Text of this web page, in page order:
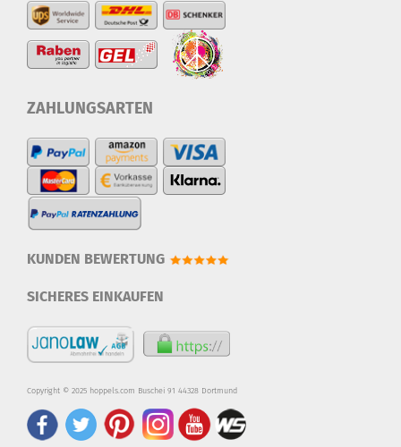
ZAHLUNGSARTEN
KUNDEN BEWERTUNG
SICHERES EINKAUFEN
Copyright © 2025 hoppels.com Buschei 91 44328 Dortmund